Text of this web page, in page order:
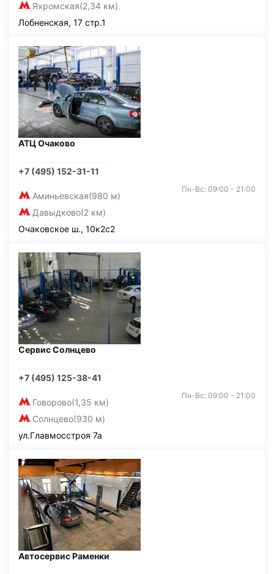
Яхромская(2,34 км)
Лобненская, 17 стр.1
АТЦ Очаково
+7 (495) 152-31-11
Аминьевская(980 м)
Давыдково(2 км)
Пн-Вс: 09:00 - 21:00
Очаковское ш., 10к2с2
Сервис Солнцево
+7 (495) 125-38-41
Говорово(1,35 км)
Солнцево(930 м)
Пн-Вс: 09:00 - 21:00
ул.Главмосстроя 7а
Автосервис Раменки